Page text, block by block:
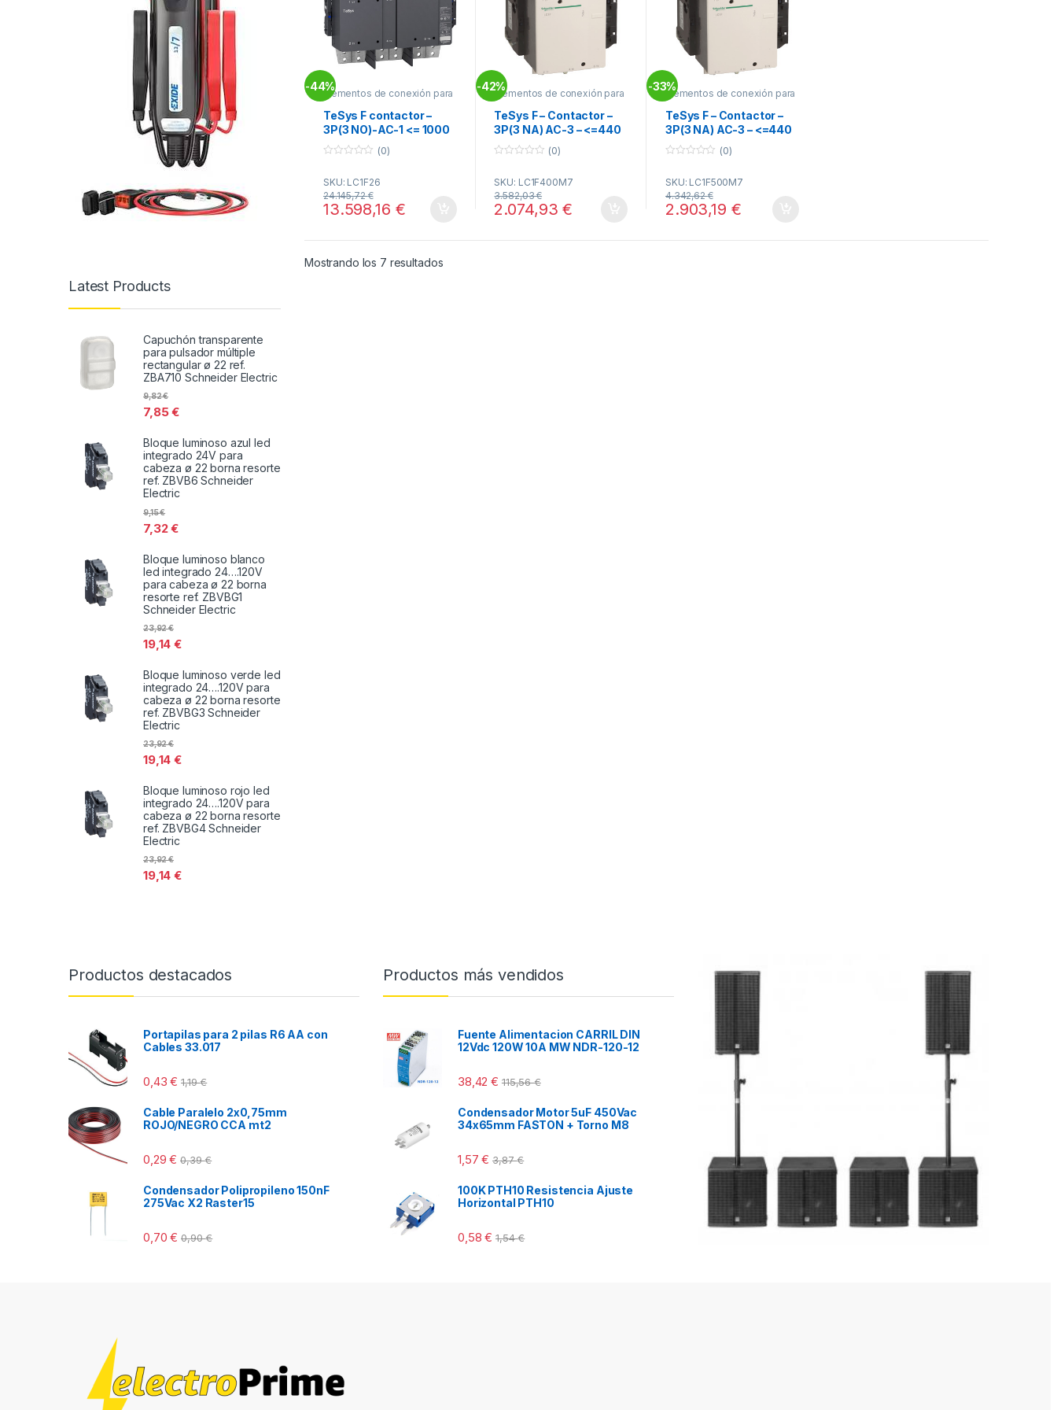
-44%
Elementos de conexión para
TeSys F
TeSys F contactor –
3P(3 NO)-AC-1 <= 1000
V AC 2600 A with coil
LX1/ LX9 - 110…500V
110...440V DC ref.
LC1F26
u
t
o
(0)
SKU: LC1F26
13.598,16 €
24.145,72€
-42%
Elementos de conexión para
TeSys F
TeSys F – Contactor –
3P(3 NA) AC-3 – <=440
V 400 A - bobina 220 V
CA ref. LC1F400M7
u
t
o
f
(0)
SKU: LC1F400M7
2.074,93€
3.582,03€
-33%
Elementos de conexión para
TeSys F
TeSys F – Contactor –
3P(3 NA) AC-3 – <=440
V 500 A - bobina 220 V
CA ref. LC1F500M7
u
o
f
(0)
SKU: LC1F500M7
2.903,19 €
4.342,62€
Mostrando los 7 resultadosOrdenado por popularidad
Latest Products
Capuchón transparente
para pulsador múltiple
rectangular ø 22 ref.
ZBA710 Schneider Electric
7,85€
9,82€
Bloque luminoso azul led
integrado 24V para
cabeza ø 22 borna resorte
ref. ZBVB6 Schneider
Electric
7,32€
9,15€
Bloque luminoso blanco
led integrado 24….120V
para cabeza ø 22 borna
resorte ref. ZBVBG1
Schneider Electric
19,14€
23,92€
Bloque luminoso verde led
integrado 24….120V para
cabeza ø 22 borna resorte
ref. ZBVBG3 Schneider
Electric
19,14€
23,92€
Bloque luminoso rojo led
integrado 24….120V para
cabeza ø 22 borna resorte
ref. ZBVBG4 Schneider
Electric
19,14€
23,92€
Productos destacados
Portapilas para 2 pilas R6 AA con
Cables 33.017
0,43€ 1,19€
Cable Paralelo 2x0,75mm
ROJO/NEGRO CCA mt2
0,29€ 0,39€
Condensador Polipropileno 150nF
275Vac X2 Raster15
0,70€ 0,90€
Productos más vendidos
Fuente Alimentacion CARRIL DIN
12Vdc 120W 10A MW NDR-120-12
38,42€ 115,56€
Condensador Motor 5uF 450Vac
34x65mm FASTON + Torno M8
1,57€ 3,87€
100K PTH10 Resistencia Ajuste
Horizontal PTH10
0,58€ 1,54€